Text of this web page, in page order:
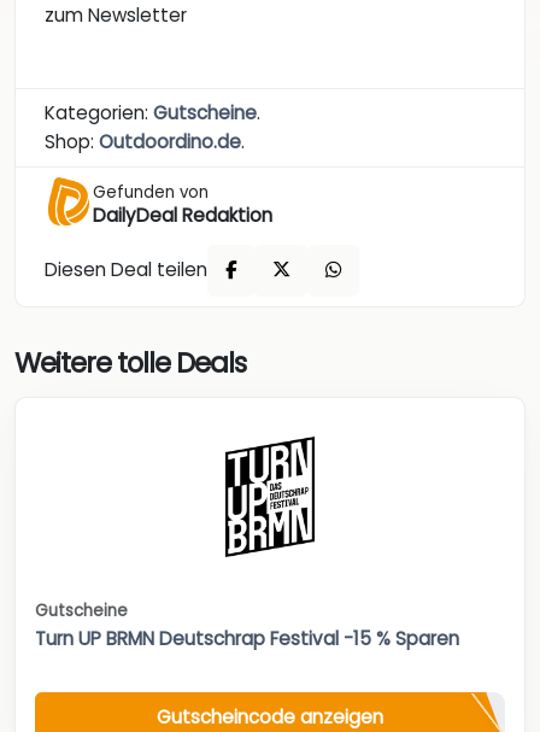
zum Newsletter
Kategorien: Gutscheine.
Shop: Outdoordino.de.
Gefunden von
DailyDeal Redaktion
Diesen Deal teilen
Weitere tolle Deals
Gutscheine
Turn UP BRMN Deutschrap Festival -15 % Sparen
Gutscheincode anzeigen